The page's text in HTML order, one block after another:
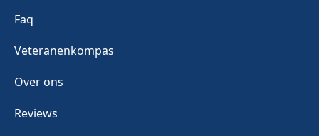
Faq
Veteranenkompas
Over ons
Reviews